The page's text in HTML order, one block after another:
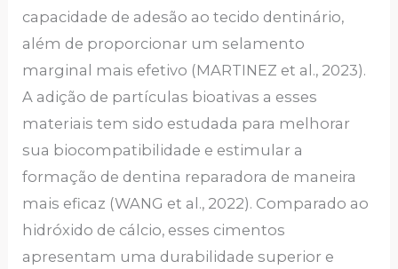
capacidade de adesão ao tecido dentinário,
além de proporcionar um selamento
marginal mais efetivo (MARTINEZ et al., 2023).
A adição de partículas bioativas a esses
materiais tem sido estudada para melhorar
sua biocompatibilidade e estimular a
formação de dentina reparadora de maneira
mais eficaz (WANG et al., 2022). Comparado ao
hidróxido de cálcio, esses cimentos
apresentam uma durabilidade superior e